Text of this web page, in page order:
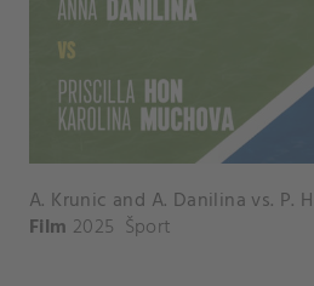
Film 2025 Šport